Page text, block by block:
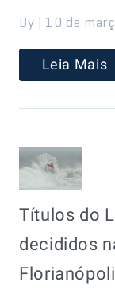
By | 10 de
Leia Mais
Títulos do
decididos